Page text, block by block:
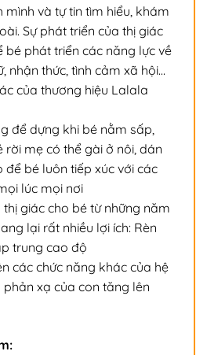
mình và tự tin tìm hiểu, khám
Sự phát triển của thị giác
bé phát triển các năng lực về
nhận thức, tình cảm xã hội
của thương hiệu Lalala
để dựng khi bé nằm sấp,
rời mẹ có thể gài ở nôi, dán
bé luôn tiếp xúc với các
lúc mọi nơi
giác cho bé từ những năm
lại rất nhiều lợi ích: Rèn
trung cao độ
các chức năng khác của hệ
xạ của con tăng lên